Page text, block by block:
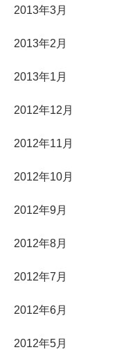
2013年3月
2013年2月
2013年1月
2012年12月
2012年11月
2012年10月
2012年9月
2012年8月
2012年7月
2012年6月
2012年5月